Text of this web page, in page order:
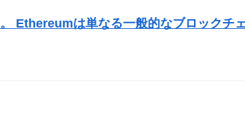
Ethereumは単なる一般的なブロックチ